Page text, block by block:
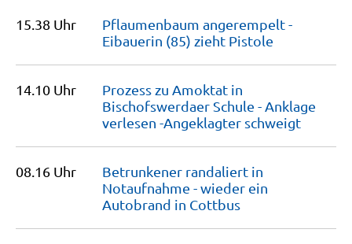
15.38 Uhr
Pflaumenbaum angerempelt -
Eibauerin (85) zieht Pistole
14.10 Uhr
Prozess zu Amoktat in
Bischofswerdaer Schule - Anklage
verlesen -Angeklagter schweigt
08.16 Uhr
Betrunkener randaliert in
Notaufnahme - wieder ein
Autobrand in Cottbus